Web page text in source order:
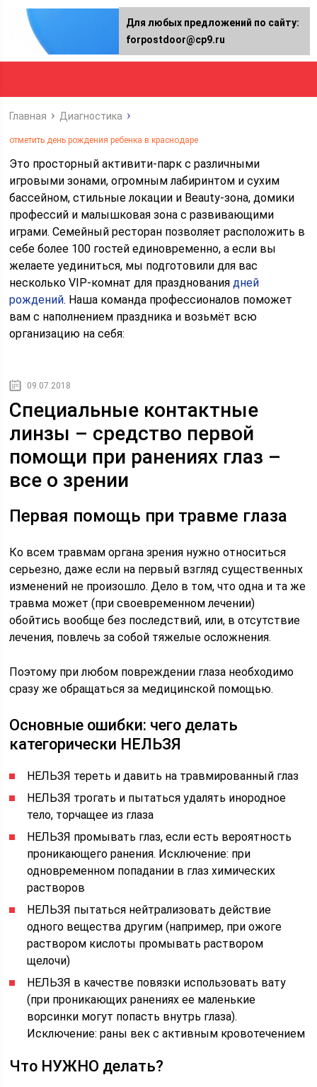
Главная Диагностика
отметить день рождения ребенка в краснодаре
Это просторный активити-парк с различными
игровыми зонами, огромным лабиринтом и сухим
бассейном, стильные локации и Beauty-зона, домики
профессий и малышковая зона с развивающими
играми. Семейный ресторан позволяет расположить в
себе более 100 гостей единовременно, а если вы
желаете уединиться, мы подготовили для вас
несколько VIP-комнат для празднованиядней
рождений. Наша команда профессионалов поможет
вам с наполнением праздника и возьмёт всю
организацию на себя:
09.07.2018
Специальные контактные
линзы – средство первой
помощи при ранениях глаз –
все о зрении
Первая помощь при травме глаза
Ко всем травмам органа зрения нужно относиться
серьезно, даже если на первый взгляд существенных
изменений не произошло. Дело в том, что одна и та же
травма может (при своевременном лечении)
обойтись вообще без последствий, или, в отсутствие
лечения, повлечь за собой тяжелые осложнения.
Поэтому при любом повреждении глаза необходимо
сразу же обращаться за медицинской помощью.
Основные ошибки: чего делать
категорически НЕЛЬЗЯ
НЕЛЬЗЯ тереть и давить на травмированный глаз
НЕЛЬЗЯ трогать и пытаться удалять инородное
тело, торчащее из глаза
НЕЛЬЗЯ промывать глаз, если есть вероятность
проникающего ранения. Исключение: при
одновременном попадании в глаз химических
растворов
НЕЛЬЗЯ пытаться нейтрализовать действие
одного вещества другим (например, при ожоге
раствором кислоты промывать раствором
щелочи)
НЕЛЬЗЯ в качестве повязки использовать вату
(при проникающих ранениях ее маленькие
ворсинки могут попасть внутрь глаза).
Исключение: раны век с активным кровотечением
Что НУЖНО делать?
Для любых предложений по сайту:
forpostdoor@cp9.ru